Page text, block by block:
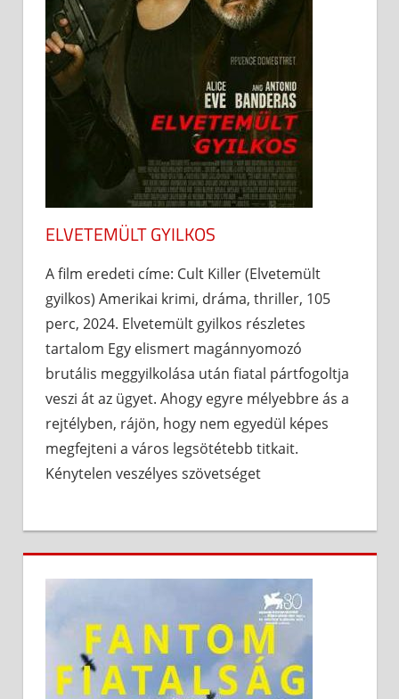
ELVETEMÜLT GYILKOS
A film eredeti címe: Cult Killer (Elvetemült
gyilkos) Amerikai krimi, dráma, thriller, 105
perc, 2024. Elvetemült gyilkos részletes
tartalom Egy elismert magánnyomozó
brutális meggyilkolása után fiatal pártfogoltja
veszi át az ügyet. Ahogy egyre mélyebbre ás a
rejtélyben, rájön, hogy nem egyedül képes
megfejteni a város legsötétebb titkait.
Kénytelen veszélyes szövetséget